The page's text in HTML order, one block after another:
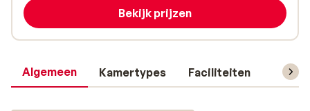
Algemeen Kamertypes Faciliteiten
Bekijk prijzen